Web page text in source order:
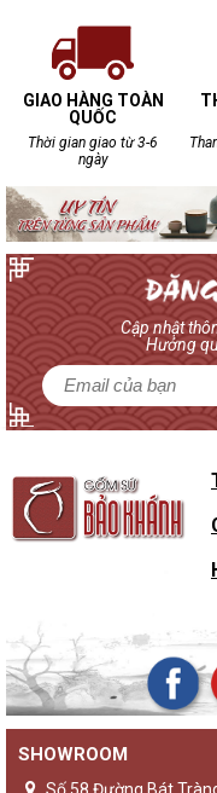
GIAO HÀNG TOÀN
QUỐC
Thời gian giao từ 3-6
ngày
Cập nhật
Hưởng
SHOWROOM